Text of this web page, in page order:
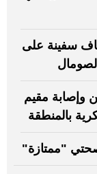
سفينة على
وإصابة مقيم
بالمنطقة
"ممتازة"